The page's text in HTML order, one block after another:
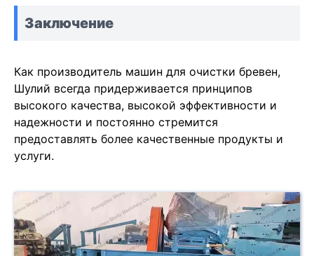
Заключение
Как производитель машин для очистки бревен,
Шулий всегда придерживается принципов
высокого качества, высокой эффективности и
надежности и постоянно стремится
предоставлять более качественные продукты и
услуги.